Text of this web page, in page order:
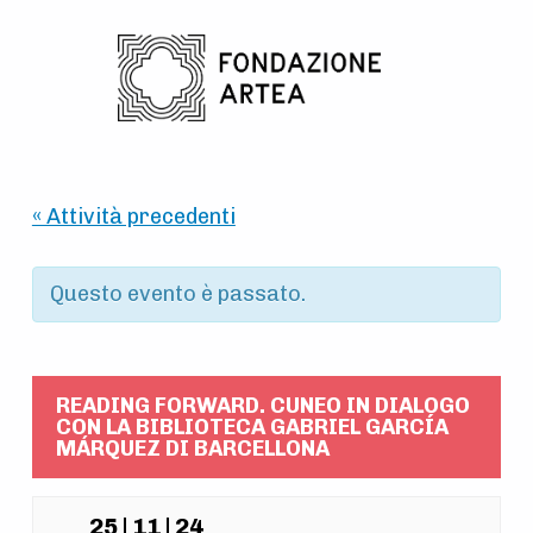
« Attività precedenti
Questo evento è passato.
READING FORWARD. CUNEO IN DIALOGO
CON LA BIBLIOTECA GABRIEL GARCÍA
MÁRQUEZ DI BARCELLONA